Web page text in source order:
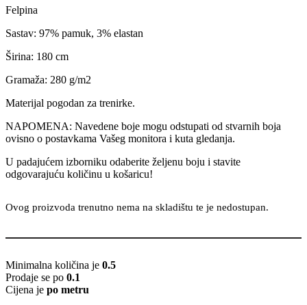
Felpina
Sastav: 97% pamuk, 3% elastan
Širina: 180 cm
Gramaža: 280 g/m2
Materijal pogodan za trenirke.
NAPOMENA: Navedene boje mogu odstupati od stvarnih boja
ovisno o postavkama Vašeg monitora i kuta gledanja.
U padajućem izborniku odaberite željenu boju i stavite
odgovarajuću količinu u košaricu!
Ovog proizvoda trenutno nema na skladištu te je nedostupan.
Minimalna količina je 0.5
Prodaje se po 0.1
Cijena je po metru